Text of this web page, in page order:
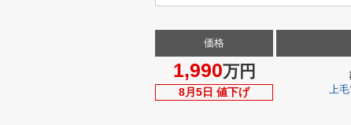
価格
1,990万円
8月5日 値下げ
上